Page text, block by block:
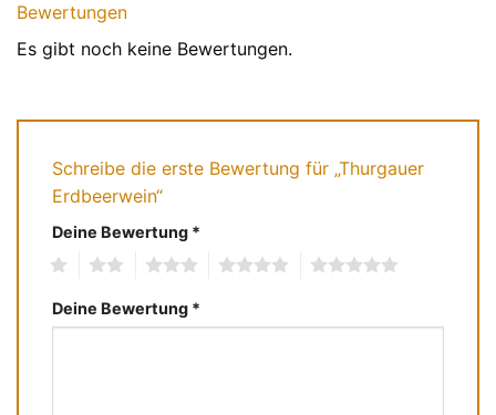
Bewertungen
Es gibt noch keine Bewertungen.
Schreibe die erste Bewertung für „Thurgauer
Erdbeerwein“
Deine Bewertung *
Deine Bewertung *